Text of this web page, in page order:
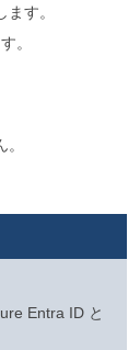
す。
。
Entra ID と